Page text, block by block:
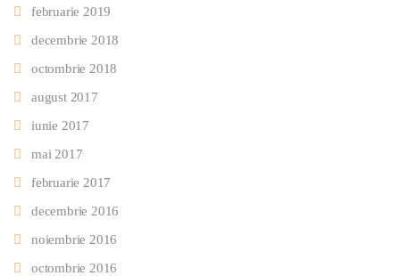
februarie 2019
decembrie 2018
octombrie 2018
august 2017
iunie 2017
mai 2017
februarie 2017
decembrie 2016
noiembrie 2016
octombrie 2016